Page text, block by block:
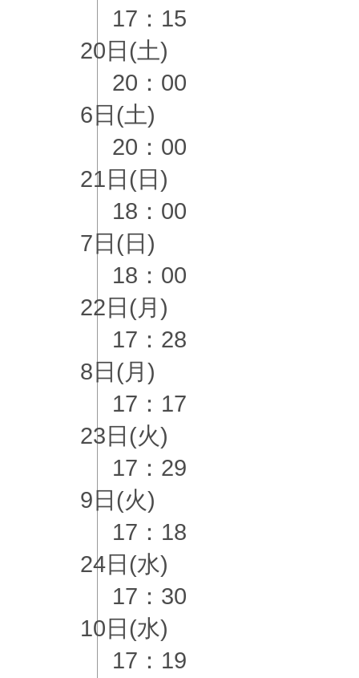
17：15
20日(土)
20：00
6日(土)
20：00
21日(日)
18：00
7日(日)
18：00
22日(月)
17：28
8日(月)
17：17
23日(火)
17：29
9日(火)
17：18
24日(水)
17：30
10日(水)
17：19